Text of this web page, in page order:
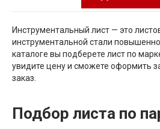
Инструментальный лист — это
инструментальной стали
каталоге вы подберете лист по
увидите цену и сможете оформить
заказ.
Подбор листа по